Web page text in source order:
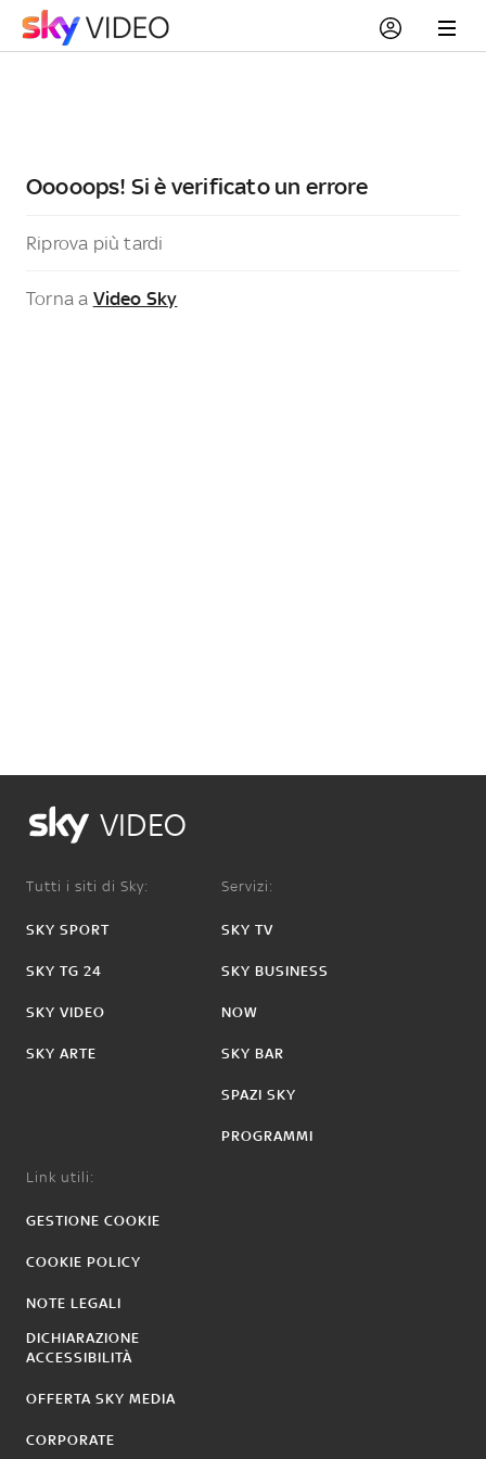
Ooooops! Si è verificato un errore
Riprova più tardi
Torna a Video Sky
VIDEO
Tutti i siti di Sky:
SKY SPORT
SKY TG 24
SKY VIDEO
SKY ARTE
Servizi:
SKY TV
SKY BUSINESS
NOW
SKY BAR
SPAZI SKY
PROGRAMMI
Link utili:
GESTIONE COOKIE
COOKIE POLICY
NOTE LEGALI
DICHIARAZIONE
ACCESSIBILITÀ
OFFERTA SKY MEDIA
CORPORATE